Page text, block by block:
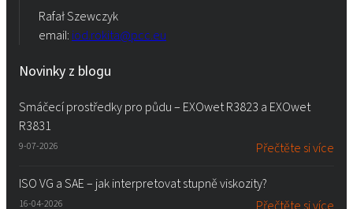
Rafał Szewczyk
email: iod.rokita@pcc.eu
Novinky z blogu
Smáčecí prostředky pro půdu – EXOwet R3823 a EXOwet
R3831
9-07-2026 Přečtěte si více
ISO VG a SAE – jak interpretovat stupně viskozity?
16-04-2026 Přečtěte si více